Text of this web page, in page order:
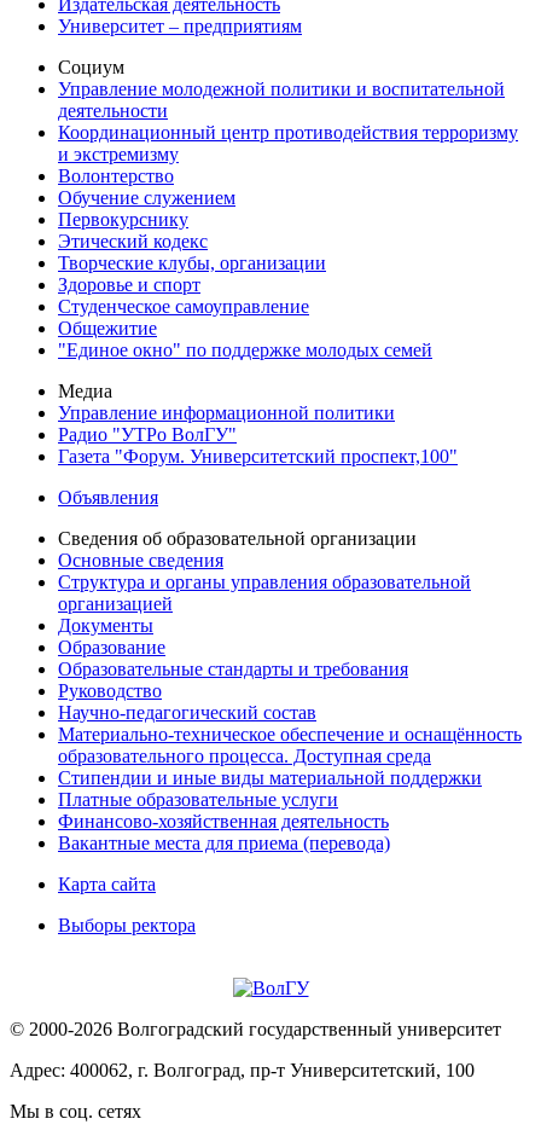
Университет – предприятиям
Социум
Управление молодежной политики и воспитательной
деятельности
Координационный центр противодействия терроризму
и экстремизму
Волонтерство
Обучение служением
Первокурснику
Этический кодекс
Творческие клубы, организации
Здоровье и спорт
Студенческое самоуправление
Общежитие
"Единое окно" по поддержке молодых семей
Медиа
Управление информационной политики
Радио "УТРо ВолГУ"
Газета "Форум. Университетский проспект,100"
Объявления
Сведения об образовательной организации
Основные сведения
Структура и органы управления образовательной
организацией
Документы
Образование
Образовательные стандарты и требования
Руководство
Научно-педагогический состав
Материально-техническое обеспечение и оснащённость
образовательного процесса. Доступная среда
Стипендии и иные виды материальной поддержки
Платные образовательные услуги
Финансово-хозяйственная деятельность
Вакантные места для приема (перевода)
Карта сайта
Выборы ректора
© 2000-2026 Волгоградский государственный университет
Адрес: 400062, г. Волгоград, пр-т Университетский, 100
Мы в соц. сетях